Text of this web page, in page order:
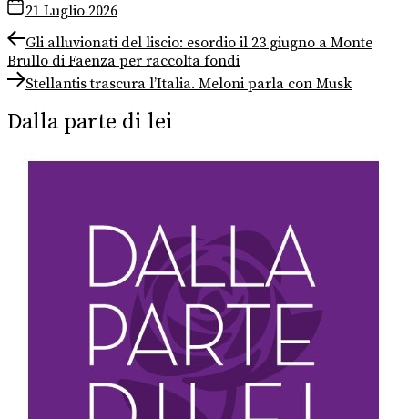
21 Luglio 2026
Navigazione
articoli
Previous
post:
Gli alluvionati del liscio: esordio il 23 giugno a Monte
Brullo di Faenza per raccolta fondi
Next
post:
Stellantis trascura l’Italia. Meloni parla con Musk
Dalla parte di lei